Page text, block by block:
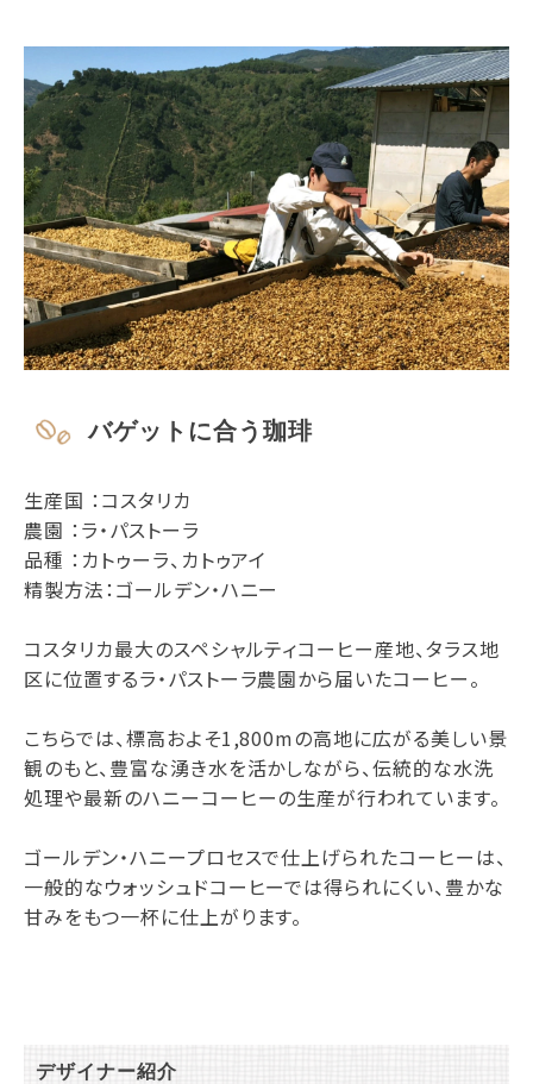
バゲットに合う珈琲
生産国 ：コスタリカ
農園 ：ラ・パストーラ
品種 ：カトゥーラ、カトゥアイ
精製方法：ゴールデン・ハニー
コスタリカ最大のスペシャルティコーヒー産地、タラス地
区に位置するラ・パストーラ農園から届いたコーヒー。
こちらでは、標高およそ1,800mの高地に広がる美しい景
観のもと、豊富な湧き水を活かしながら、伝統的な水洗
処理や最新のハニーコーヒーの生産が行われています。
ゴールデン・ハニープロセスで仕上げられたコーヒーは、
一般的なウォッシュドコーヒーでは得られにくい、豊かな
甘みをもつ一杯に仕上がります。
デザイナー紹介